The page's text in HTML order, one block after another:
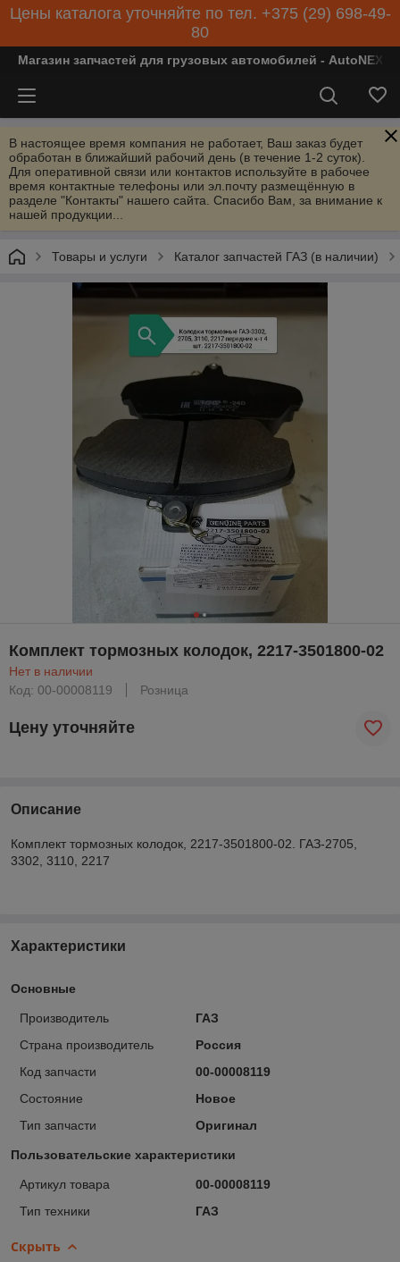
Цены каталога уточняйте по тел. +375 (29) 698-49-
80
Магазин запчастей для грузовых автомобилей - AutoNEXT
В настоящее время компания не работает, Ваш заказ будет
обработан в ближайший рабочий день (в течение 1-2 суток).
Для оперативной связи или контактов используйте в рабочее
время контактные телефоны или эл.почту размещённую в
разделе "Контакты" нашего сайта. Спасибо Вам, за внимание к
нашей продукции...
Товары и услуги Каталог запчастей ГАЗ (в наличии)
Комплект тормозных колодок, 2217-3501800-02
Нет в наличии
Код: 00-00008119
Розница
Цену уточняйте
Описание
Комплект тормозных колодок, 2217-3501800-02. ГАЗ-2705,
3302, 3110, 2217
Характеристики
Основные
Производитель
ГАЗ
Страна производитель
Россия
Код запчасти
00-00008119
Состояние
Новое
Тип запчасти
Оригинал
Пользовательские характеристики
Артикул товара
00-00008119
Тип техники
ГАЗ
Скрыть